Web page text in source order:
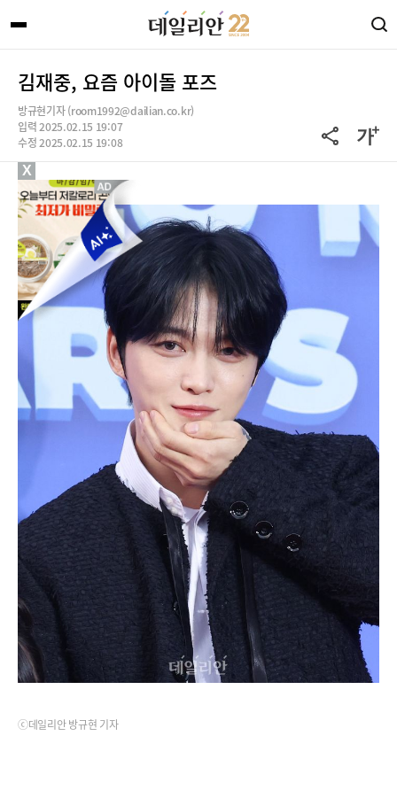
김재중, 요즘 아이돌 포즈
방규현기자 (room1992@dailian.co.kr)
입력 2025.02.15 19:07
수정 2025.02.15 19:08
ⓒ데일리안 방규현 기자
X